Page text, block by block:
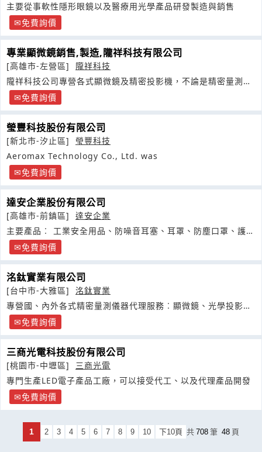
主要從事軟性隱形眼鏡以及醫療用光學產品研發製造與銷售
免費詢價
專業顯微鏡銷售,製造,隴祥科技有限公司
[高雄市-左營區]
隴祥科技
隴祥科技公司專營各式顯微鏡及精密投影機，不論是精密量測、
金相分析
免費詢價
瑩豐科技股份有限公司
[新北市-汐止區]
瑩豐科技
Aeromax Technology Co., Ltd. was
免費詢價
達安企業股份有限公司
[高雄市-前鎮區]
達安企業
主要產品︰ 工業安全用品、防噪音耳塞、耳罩、防塵口罩、護目
鏡、免費詢價
洺鈦實業有限公司
[台中市-大雅區]
洺鈦實業
專營國、內外各式精密量測儀器代理服務︰顯微鏡、光學投影
機、精密量測儀
免費詢價
三商光電科技股份有限公司
[桃園市-中壢區]
三商光電
專門生產LED電子產品工廠，可以接受代工、以及代理產品開發
免費詢價
1 2 3 4 5 6 7 8 9 10 下10頁 共 708 筆 48 頁